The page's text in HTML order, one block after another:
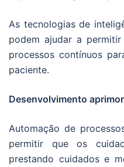
As tecnologias de
podem ajudar a
processos contínuos
paciente.
Desenvolvimento
Automação de
permitir que os
prestando cuidados e